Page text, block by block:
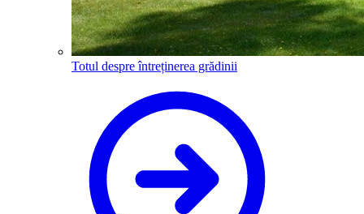
Totul despre întreținerea grădinii